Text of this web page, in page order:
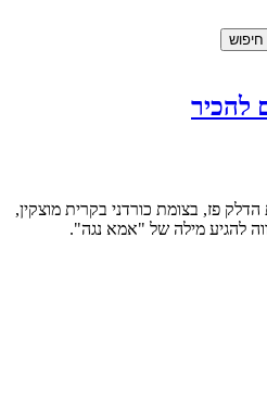
חיפוש
להכיר
פז, בצומת כורדני בקרית מוצקין,
להגיע מילה של "אמא נגה".